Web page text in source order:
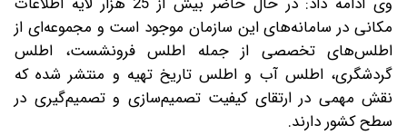
مکانی در سامانه‌های این سازمان موجود است و مجموعه‌ای از
اطلس‌های تخصصی از جمله اطلس فرونشست، اطلس
گردشگری، اطلس آب و اطلس تاریخ تهیه و منتشر شده که
نقش مهمی در ارتقای کیفیت تصمیم‌سازی و تصمیم‌گیری در
سطح کشور دارند.